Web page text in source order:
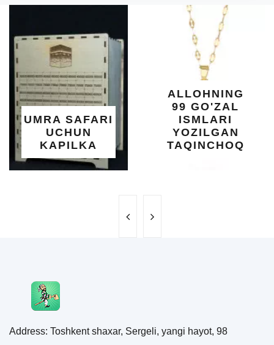
ALLOHNING
99 GO'ZAL
ISMLARI
TAQINCHOQ
Address: Toshkent shaxar, Sergeli, yangi hayot, 98